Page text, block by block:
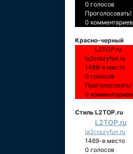
0 голосов
Проголосовать!
0 комментариев
Красно-черный
L2TOP.ru
la2crazyfun.ru
1469-е место
0 голосов
Проголосовать!
0 комментариев
Стиль L2TOP.ru
L2TOP.ru
la2crazyfun.ru
1469-е место
0 голосов